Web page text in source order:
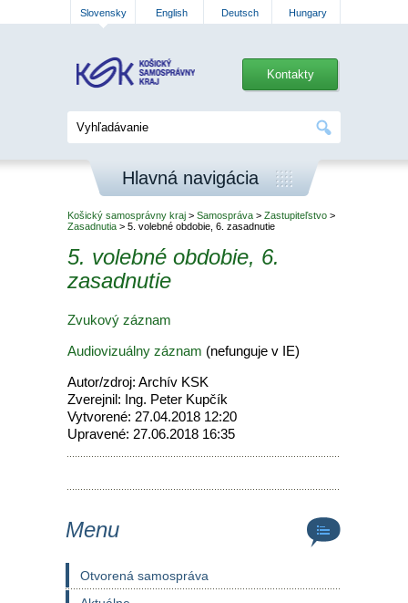
Slovensky English Deutsch Hungary
Kontakty
Hlavná navigácia
Košický samosprávny kraj > Samospráva > Zastupiteľstvo >
Zasadnutia > 5. volebné obdobie, 6. zasadnutie
5. volebné obdobie, 6.
zasadnutie
Zvukový záznam
Audiovizuálny záznam (nefunguje v IE)
Autor/zdroj: Archív KSK
Zverejnil: Ing. Peter Kupčík
Vytvorené: 27.04.2018 12:20
Upravené: 27.06.2018 16:35
Menu
Otvorená samospráva